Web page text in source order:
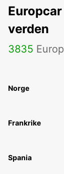
verden
3835
Norge
Frankrike
Spania